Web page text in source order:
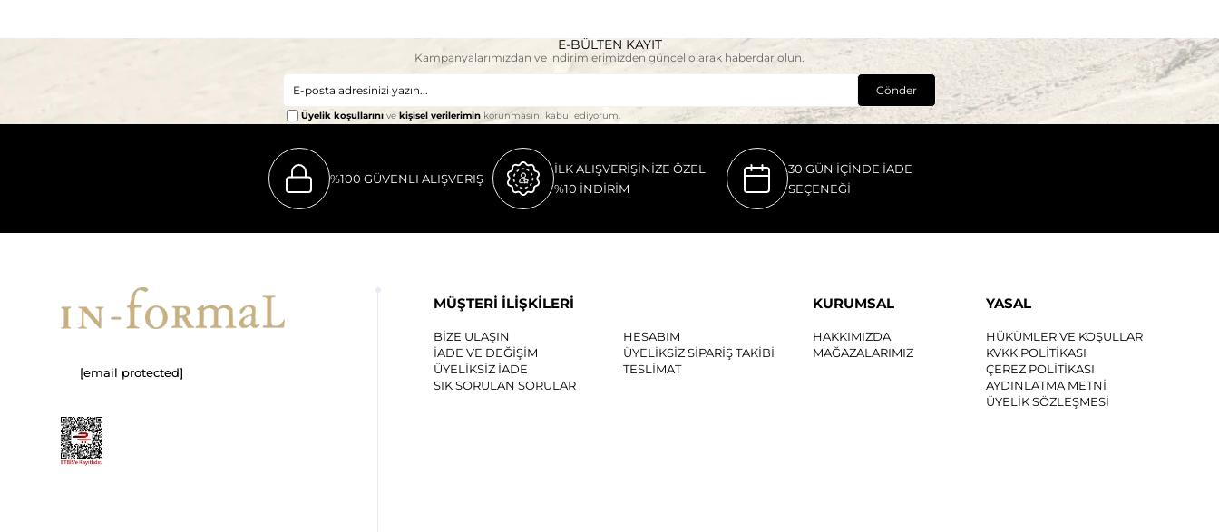
E-BÜLTEN KAYIT
Kampanyalarımızdan ve indirimlerimizden güncel olarak haberdar olun.
Gönder
Üyelik koşullarını ve kişisel verilerimin korunmasını kabul ediyorum.
%100 GÜVENLI ALIŞVERIŞ
İLK ALIŞVERİŞİNİZE ÖZEL
%10 İNDİRİM
30 GÜN İÇİNDE İADE
SEÇENEĞİ
[email protected]
MÜŞTERİ İLİŞKİLERİ
BİZE ULAŞIN
HESABIM
İADE VE DEĞİŞİM
ÜYELİKSİZ SİPARİŞ TAKİBİ
ÜYELİKSİZ İADE
TESLİMAT
SIK SORULAN SORULAR
KURUMSAL
HAKKIMIZDA
MAĞAZALARIMIZ
YASAL
HÜKÜMLER VE KOŞULLAR
KVKK POLİTİKASI
ÇEREZ POLİTİKASI
AYDINLATMA METNİ
ÜYELİK SÖZLEŞMESİ